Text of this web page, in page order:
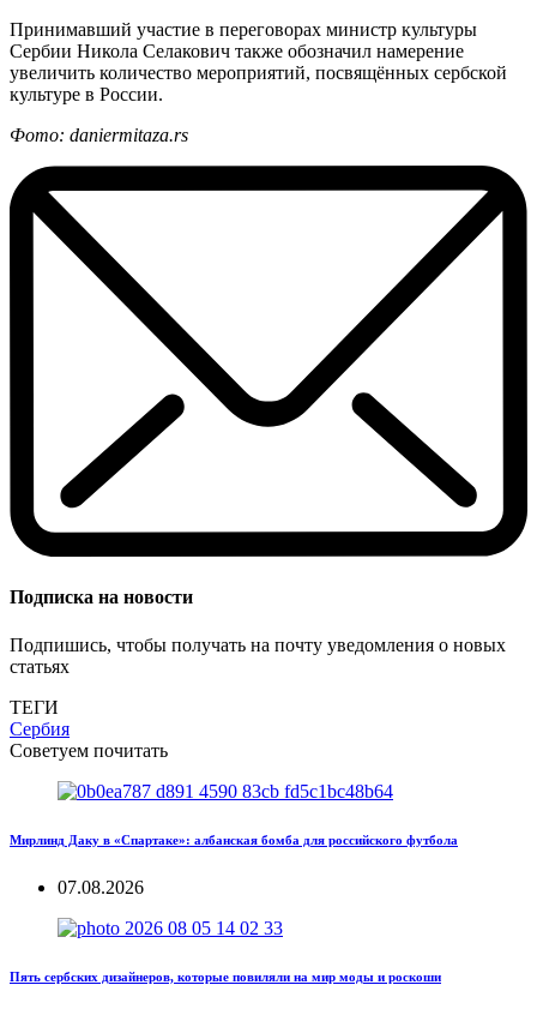
Принимавший участие в переговорах министр культуры
Сербии Никола Селакович также обозначил намерение
увеличить количество мероприятий, посвящённых сербской
культуре в России.
Фото: daniermitaza.rs
Подписка на новости
Подпишись, чтобы получать на почту уведомления о новых
статьях
ТЕГИ
Сербия
Советуем почитать
Мирлинд Даку в «Спартаке»: албанская бомба для российского футбола
07.08.2026
Пять сербских дизайнеров, которые повиляли на мир моды и роскоши